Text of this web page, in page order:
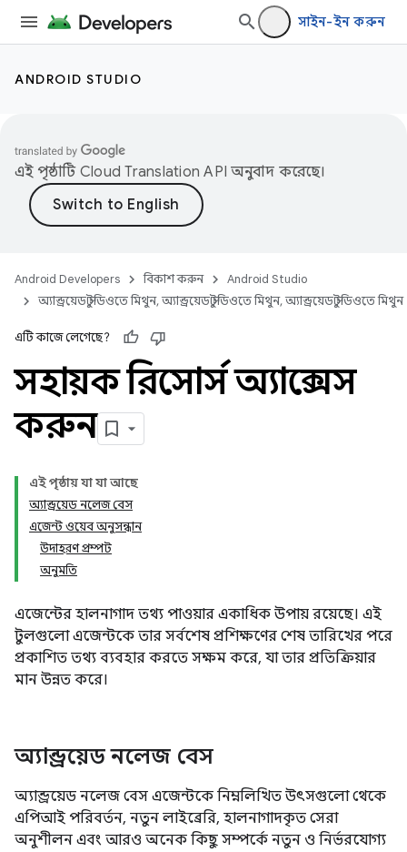
সাইন-ইন করুন
ANDROID STUDIO
এই পৃষ্ঠাটি Cloud Translation API অনুবাদ করেছে।
Android Developers বিকাশ করুন
Android Studio
অ্যান্ড্রয়েড স্টুডিওতে মিথুন, অ্যান্ড্রয়েড স্টুডিওতে মিথুন, অ্যান্ড্রয়েড স্টুডিওতে মিথুন
এটি কাজে লেগেছে?
সহায়ক রিসোর্স অ্যাক্সেস
করুন
এই পৃষ্ঠায় যা যা আছে
অ্যান্ড্রয়েড নলেজ বেস
এজেন্ট ওয়েব অনুসন্ধান
উদাহরণ প্রম্পট
অনুমতি
এজেন্টের হালনাগাদ তথ্য পাওয়ার একাধিক উপায় রয়েছে। এই
টুলগুলো এজেন্টকে তার সর্বশেষ প্রশিক্ষণের শেষ তারিখের পরে
প্রকাশিত তথ্য ব্যবহার করতে সক্ষম করে, যা তার প্রতিক্রিয়ার
মান উন্নত করে।
অ্যান্ড্রয়েড নলেজ বেস
অ্যান্ড্রয়েড নলেজ বেস এজেন্টকে নিম্নলিখিত উৎসগুলো থেকে
এপিআই পরিবর্তন, নতুন লাইব্রেরি, হালনাগাদকৃত সেরা
অনুশীলন এবং আরও অনেক কিছু সম্পর্কে নতুন ও নির্ভরযোগ্য